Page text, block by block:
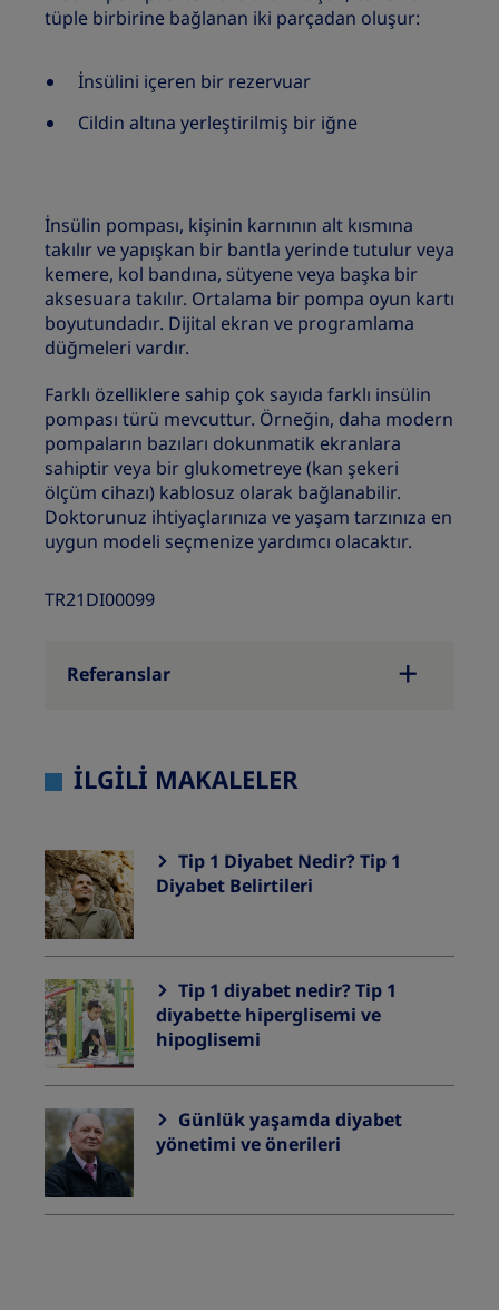
tüple birbirine bağlanan iki parçadan oluşur:
İnsülini içeren bir rezervuar
Cildin altına yerleştirilmiş bir iğne
İnsülin pompası, kişinin karnının alt kısmına
takılır ve yapışkan bir bantla yerinde tutulur veya
kemere, kol bandına, sütyene veya başka bir
aksesuara takılır. Ortalama bir pompa oyun kartı
boyutundadır. Dijital ekran ve programlama
düğmeleri vardır.
Farklı özelliklere sahip çok sayıda farklı insülin
pompası türü mevcuttur. Örneğin, daha modern
pompaların bazıları dokunmatik ekranlara
sahiptir veya bir glukometreye (kan şekeri
ölçüm cihazı) kablosuz olarak bağlanabilir.
Doktorunuz ihtiyaçlarınıza ve yaşam tarzınıza en
uygun modeli seçmenize yardımcı olacaktır.
TR21DI00099
Referanslar
İLGILI MAKALELER
Tip 1 Diyabet Nedir? Tip 1
Diyabet Belirtileri
Tip 1 diyabet nedir? Tip 1
diyabette hiperglisemi ve
hipoglisemi
Günlük yaşamda diyabet
yönetimi ve önerileri